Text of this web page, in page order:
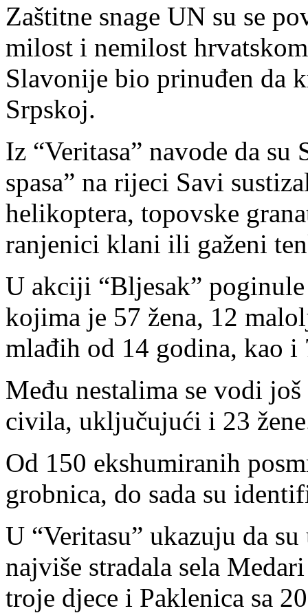
Zaštitne snage UN su se
milost i nemilost
Slavonije bio prinuđen da
Srpskoj.
Iz “Veritasa” navode da su
spasa” na rijeci Savi
helikoptera, topovske
ranjenici klani ili gaženi
U akciji “Bljesak”
kojima je 57 žena, 12
mlađih od 14 godina, kao i
Među nestalima se vodi
civila, uključujući i 23
Od 150 ekshumiranih
grobnica, do sada su
U “Veritasu” ukazuju da
najviše stradala sela
troje djece i Paklenica sa